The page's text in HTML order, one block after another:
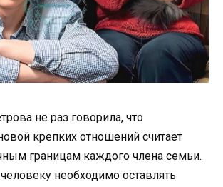
не раз говорила, что
крепких отношений считает
границам каждого члена семьи.
необходимо оставлять